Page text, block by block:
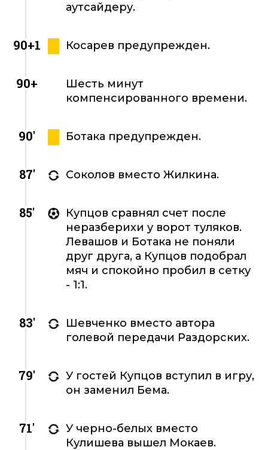
аутсайдеру.
90+1 Косарев предупрежден.
90+
Шесть минут
компенсированного времени.
90' Ботака предупрежден.
87' Соколов вместо Жилкина.
85'
Купцов сравнял счет после
неразберихи у ворот туляков.
Левашов и Ботака не поняли
друг друга, а Купцов подобрал
мяч и спокойно пробил в сетку
- 1:1.
83'
Шевченко вместо автора
голевой передачи Раздорских.
79'
У гостей Купцов вступил в игру,
он заменил Бема.
71'
У черно-белых вместо
Кулишева вышел Мокаев.